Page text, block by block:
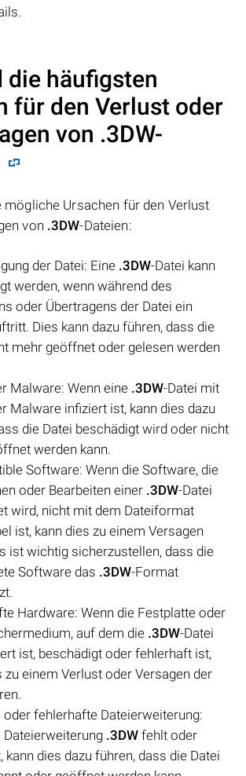
die häufigsten
für den Verlust oder
von .3DW-
mögliche Ursachen für den Verlust
von .3DW-Dateien:
der Datei: Eine .3DW-Datei kann
werden, wenn während des
oder Übertragens der Datei ein
Dies kann dazu führen, dass die
mehr geöffnet oder gelesen werden
Malware: Wenn eine .3DW-Datei mit
Malware infiziert ist, kann dies dazu
die Datei beschädigt wird oder nicht
werden kann.
Software: Wenn die Software, die
oder Bearbeiten einer .3DW-Datei
wird, nicht mit dem Dateiformat
ist, kann dies zu einem Versagen
ist wichtig sicherzustellen, dass die
Software das .3DW-Format
Hardware: Wenn die Festplatte oder
auf dem die .3DW-Datei
ist, beschädigt oder fehlerhaft ist,
zu einem Verlust oder Versagen der
oder fehlerhafte Dateierweiterung:
Dateierweiterung .3DW fehlt oder
kann dies dazu führen, dass die Datei